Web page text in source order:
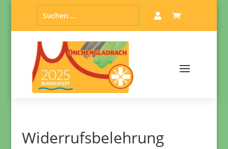
 
Wider­rufs­be­leh­rung